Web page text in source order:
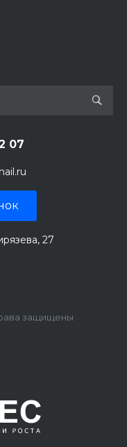
07
27
защищены